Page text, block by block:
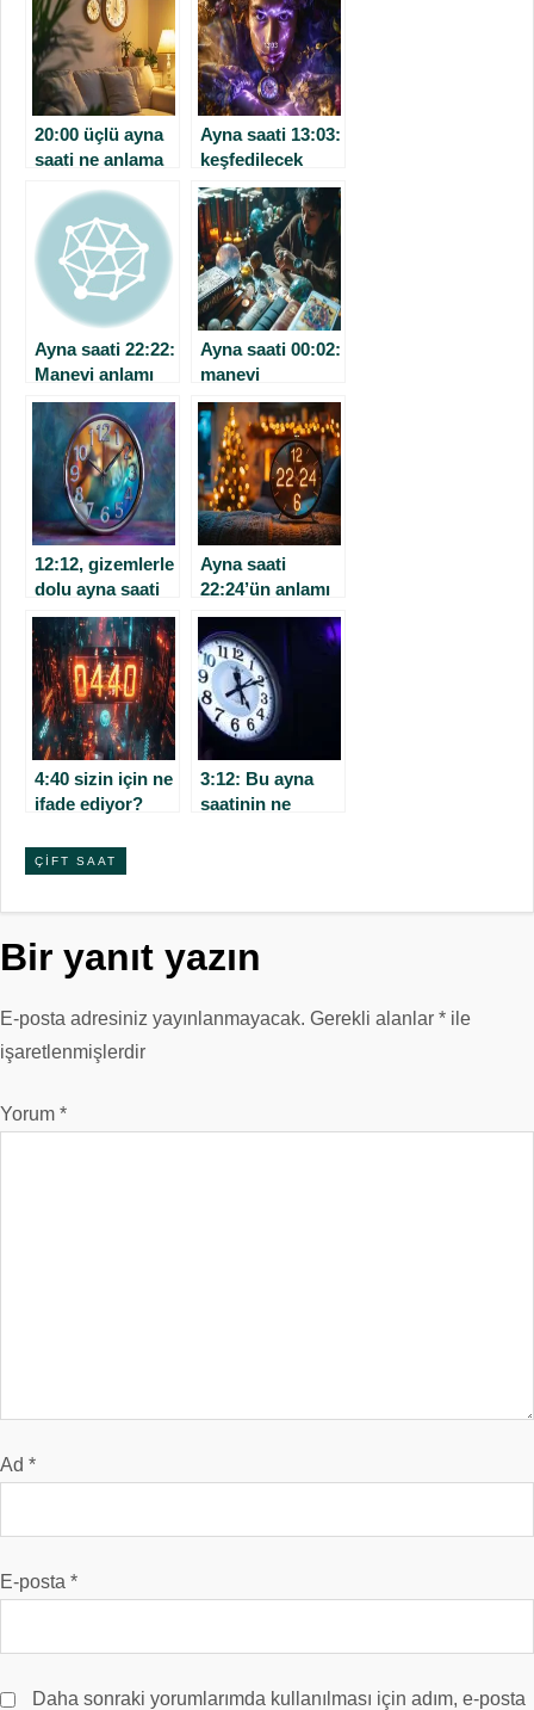
20:00 üçlü ayna
saati ne anlama
Ayna saati 13:03:
keşfedilecek
yorumlar ve
manevi mesajlar
Ayna saati 22:22:
Manevi anlamı
nedir?
Ayna saati 00:02:
manevi
mesajlarını ve
anlamlarını
deşifre edin
12:12, gizemlerle
dolu ayna saati
ne anlama
geliyor?
Ayna saati
22:24’ün anlamı
nedir?
4:40 sizin için ne
ifade ediyor?
3:12: Bu ayna
saatinin ne
ÇIFT SAAT
Bir yanıt yazın
E-posta adresiniz yayınlanmayacak. Gerekli alanlar * ile
işaretlenmişlerdir
Yorum *
Ad *
E-posta *
Daha sonraki yorumlarımda kullanılması için adım, e-posta